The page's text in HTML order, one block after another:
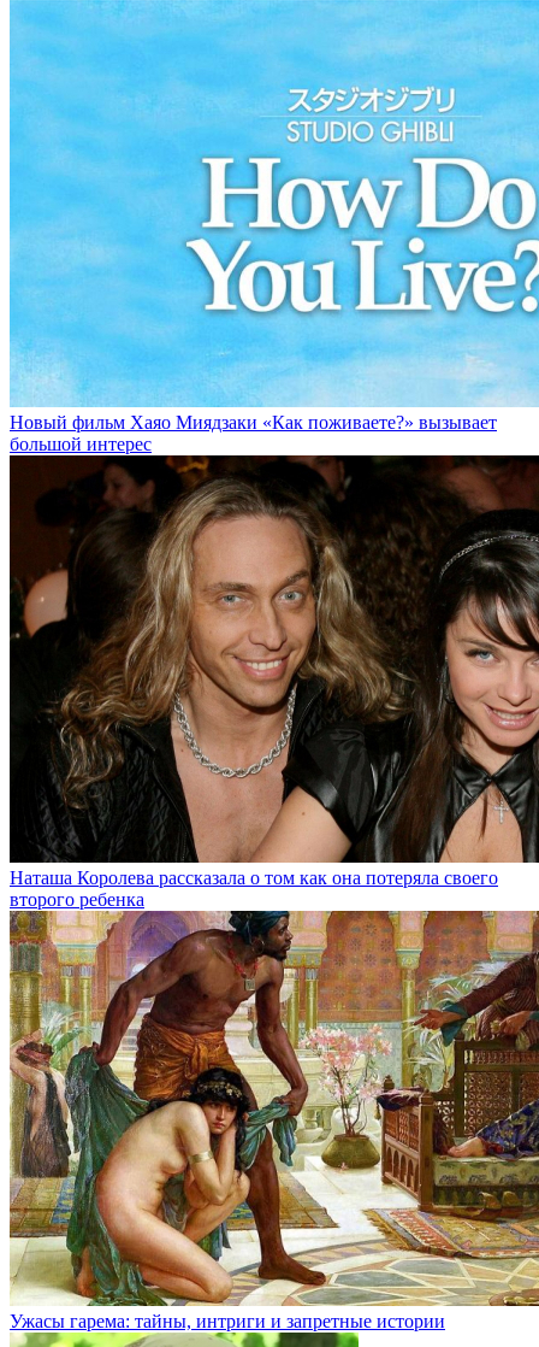
Новый фильм Хаяо Миядзаки «Как поживаете?» вызывает
большой интерес
Наташа Королева рассказала о том как она потеряла своего
второго ребенка
Ужасы гарема: тайны, интриги и запретные истории